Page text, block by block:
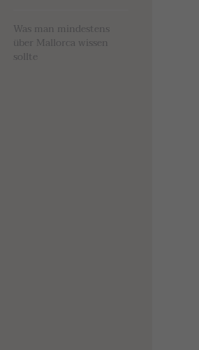
Was man mindestens
über Mallorca wissen
sollte